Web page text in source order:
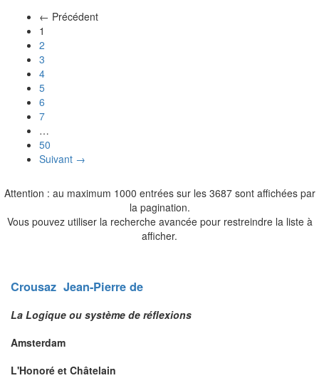
← Précédent
1
2
3
4
5
6
7
…
50
Suivant →
Attention : au maximum 1000 entrées sur les 3687 sont affichées par
la pagination.
Vous pouvez utiliser la recherche avancée pour restreindre la liste à
afficher.
Crousaz Jean-Pierre de
La Logique ou système de réflexions
Amsterdam
L'Honoré et Châtelain